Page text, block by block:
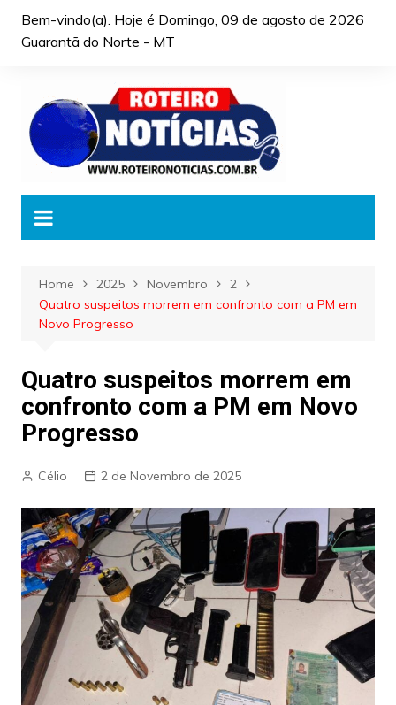
Bem-vindo(a). Hoje é Domingo, 09 de agosto de 2026
Guarantã do Norte - MT
Home 2025 Novembro
2
Quatro suspeitos morrem em confronto com a PM em
Novo Progresso
Quatro suspeitos morrem em
confronto com a PM em Novo
Progresso
Célio 2 de Novembro de 2025